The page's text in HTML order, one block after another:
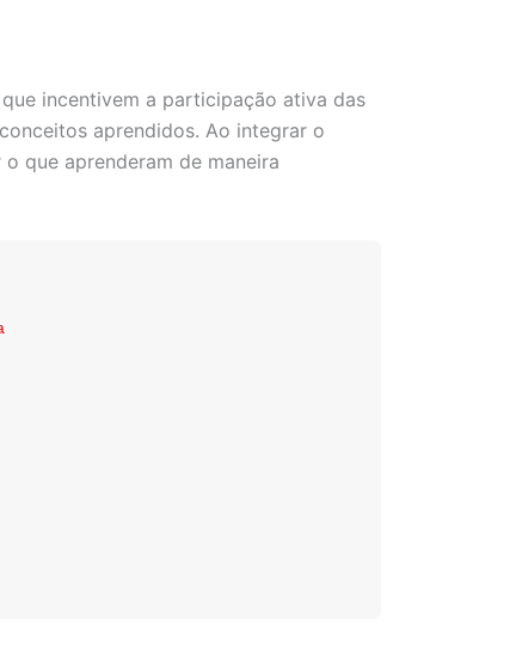
incentivem a participação ativa das
aprendidos. Ao integrar o
que aprenderam de maneira